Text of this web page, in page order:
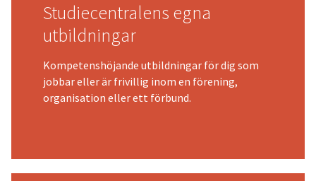
Studiecentralens egna
utbildningar
Kompetenshöjande utbildningar för dig som
jobbar eller är frivillig inom en förening,
organisation eller ett förbund.